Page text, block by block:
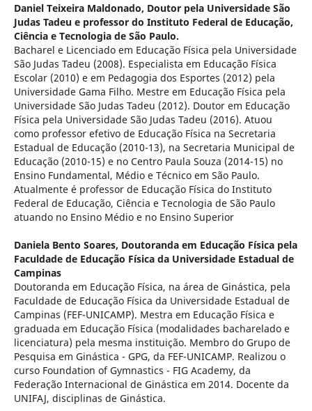
Daniel Teixeira Maldonado, Doutor pela Universidade São
Judas Tadeu e professor do Instituto Federal de Educação,
Ciência e Tecnologia de São Paulo.
Bacharel e Licenciado em Educação Física pela Universidade
São Judas Tadeu (2008). Especialista em Educação Física
Escolar (2010) e em Pedagogia dos Esportes (2012) pela
Universidade Gama Filho. Mestre em Educação Física pela
Universidade São Judas Tadeu (2012). Doutor em Educação
Física pela Universidade São Judas Tadeu (2016). Atuou
como professor efetivo de Educação Física na Secretaria
Estadual de Educação (2010-13), na Secretaria Municipal de
Educação (2010-15) e no Centro Paula Souza (2014-15) no
Ensino Fundamental, Médio e Técnico em São Paulo.
Atualmente é professor de Educação Física do Instituto
Federal de Educação, Ciência e Tecnologia de São Paulo
atuando no Ensino Médio e no Ensino Superior
Daniela Bento Soares, Doutoranda em Educação Física pela
Faculdade de Educação Física da Universidade Estadual de
Campinas
Doutoranda em Educação Física, na área de Ginástica, pela
Faculdade de Educação Física da Universidade Estadual de
Campinas (FEF-UNICAMP). Mestra em Educação Física e
graduada em Educação Física (modalidades bacharelado e
licenciatura) pela mesma instituição. Membro do Grupo de
Pesquisa em Ginástica - GPG, da FEF-UNICAMP. Realizou o
curso Foundation of Gymnastics - FIG Academy, da
Federação Internacional de Ginástica em 2014. Docente da
UNIFAJ, disciplinas de Ginástica.